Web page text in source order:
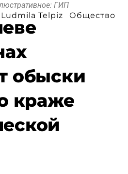
ГИП
Ludmila Telpiz Общество
обыски
краже